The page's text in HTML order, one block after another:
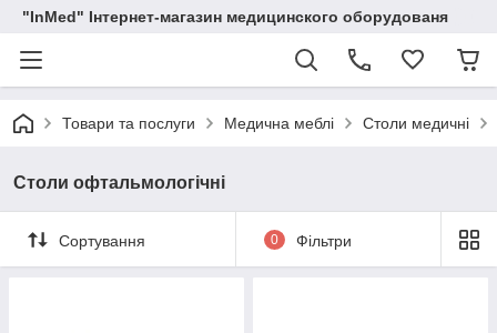
"InMed" Інтернет-магазин медицинского оборудованя
Товари та послуги Медична меблі Столи медичні
Столи офтальмологічні
Сортування 0 Фільтри